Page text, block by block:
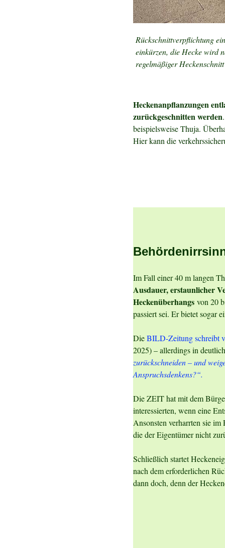
Im Fall einer 40 m langen
Ausdauer, erstaunlicher
Heckenüberhangs von 20
passiert sei. Er bietet sogar
DieBILD-Zeitung schreibt
2025) – allerdings in
zurückschneiden – und
Anspruchsdenkens?“.
Die ZEIT hat mit dem
interessierten, wenn eine
Ansonsten verharrten sie im
die der Eigentümer nicht
Schließlich startet
nach dem erforderlichen
dann doch, denn der
Heckenanpflanzungen
zurückgeschnitten werden
beispielsweise Thuja.
Hier kann die
Rückschnittverpflichtung
einkürzen, die Hecke wird
regelmäßiger